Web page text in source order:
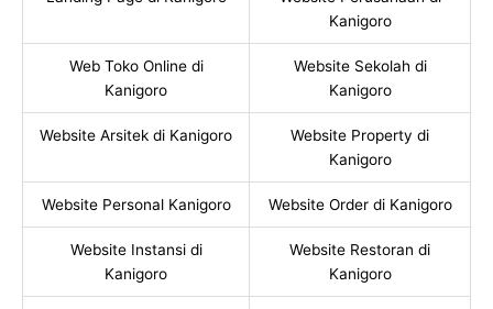
Kanigoro
Web Toko Online di
Kanigoro
Website Sekolah di
Kanigoro
Website Arsitek di Kanigoro
Website Property di
Kanigoro
Website Personal Kanigoro Website Order di Kanigoro
Website Instansi di
Kanigoro
Website Restoran di
Kanigoro